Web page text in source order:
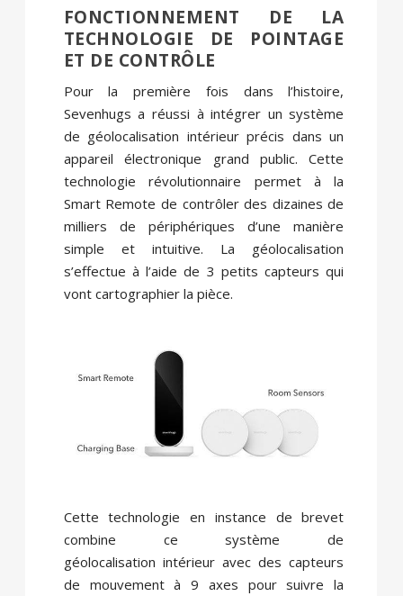
FONCTIONNEMENT DE LA
TECHNOLOGIE DE POINTAGE
ET DE CONTRÔLE
Pour la première fois dans l’histoire,
Sevenhugs a réussi à intégrer un système
de géolocalisation intérieur précis dans un
appareil électronique grand public. Cette
technologie révolutionnaire permet à la
Smart Remote de contrôler des dizaines de
milliers de périphériques d’une manière
simple et intuitive. La géolocalisation
s’effectue à l’aide de 3 petits capteurs qui
vont cartographier la pièce.
Cette technologie en instance de brevet
combine ce système de
géolocalisation intérieur avec des capteurs
de mouvement à 9 axes pour suivre la